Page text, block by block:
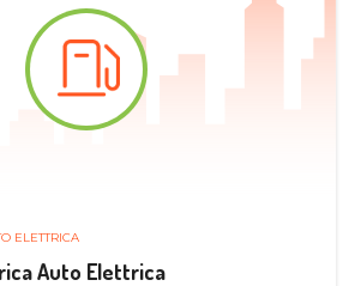
ELETTRICA
Auto Elettrica